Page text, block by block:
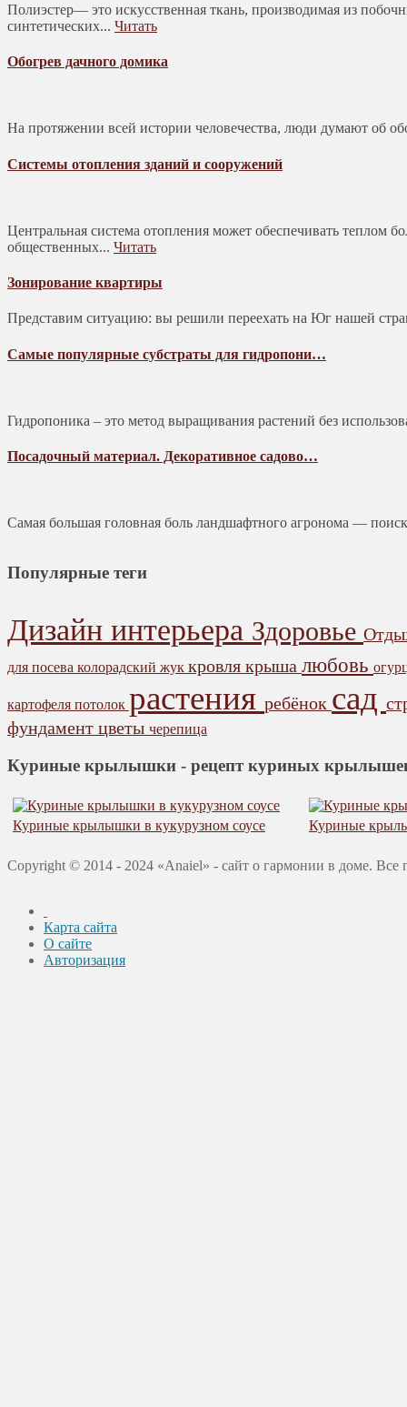
Полиэстер— это искусственная ткань, производимая из
синтетических... Читать
Обогрев дачного домика
На протяжении всей истории человечества, люди думают об
Системы отопления зданий и сооружений
Центральная система отопления может обеспечивать
общественных... Читать
Зонирование квартиры
Представим ситуацию: вы решили переехать на Юг нашей
Самые популярные субстраты для гидропони…
Гидропоника – это метод выращивания растений без
Посадочный материал. Декоративное садово…
Самая большая головная боль ландшафтного агронома —
Популярные теги
Дизайн интерьера Здоровье
для посева колорадский жук кровля крыша любовь
картофеля потолок растения ребёнок сад
фундамент цветы черепица
Куриные крылышки - рецепт куриных
Куриные крылышки в кукурузном соусе Куриные
Copyright © 2014 - 2024 «Anaiel» - сайт о гармонии в доме.
Карта сайта
О сайте
Авторизация